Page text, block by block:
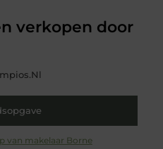
verkopen door
van makelaar Borne